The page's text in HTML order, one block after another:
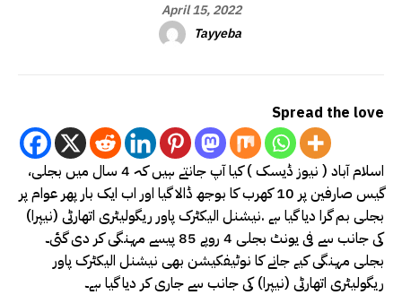
April 15, 2022
Tayyeba
Spread the love
اسلام آباد ( نیوز ڈیسک ) کیا آپ جانتے ہیں کہ 4 سال میں بجلی،
گیس صارفین پر 10 کھرب کا بوجھ ڈالا گیا اور اب ایک بار پھر عوام پر
بجلی بم گرا دیا گیا ہے .نیشنل الیکٹرک پاور ریگولیٹری اتھارٹی (نیپرا)
کی جانب سے فی یونٹ بجلی 4 روپے 85 پیسے مہنگی کر دی گئی۔
بجلی مہنگی کیے جانے کا نوٹیفکیشن بھی نیشنل الیکٹرک پاور
ریگولیٹری اتھارٹی (نیپرا) کی جانب سے جاری کر دیا گیا ہے۔